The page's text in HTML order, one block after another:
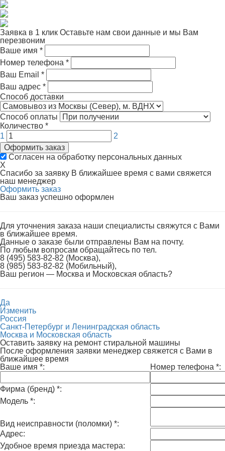
Заявка в 1 клик Оставьте нам свои данные и мы Вам
перезвоним
Ваше имя *
Номер телефона *
Ваш Email *
Ваш адрес *
Способ доставки
Способ оплаты
Количество *
1
2
Оформить заказ
Согласен на обработку персональных данных
X
Спасибо за заявку В ближайшее время с вами свяжется
наш менеджер
Оформить заказ
Ваш заказ успешно оформлен
Для уточнения заказа наши специалисты свяжутся с Вами
в ближайшее время.
Данные о заказе были отправлены Вам на почту.
По любым вопросам обращайтесь по тел.
8 (495) 583-82-82 (Москва),
8 (985) 583-82-82 (Мобильный),
Ваш регион — Москва и Московская область?
Да
Изменить
Россия
Санкт-Петербург и Ленинградская область
Москва и Московская область
Оставить заявку на ремонт стиральной машины
После оформления заявки менеджер свяжется с Вами в
ближайшее время
Ваше имя *: Номер телефона *:
Фирма (бренд) *:
Модель *:
Вид неисправности (поломки) *:
Адрес:
Удобное время приезда мастера: